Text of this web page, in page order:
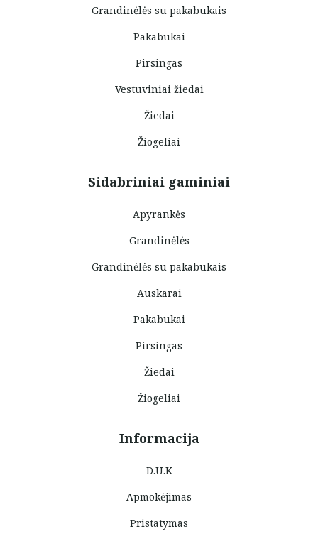
Grandinėlės su pakabukais
Pakabukai
Pirsingas
Vestuviniai žiedai
Žiedai
Žiogeliai
Sidabriniai gaminiai
Apyrankės
Grandinėlės
Grandinėlės su pakabukais
Auskarai
Pakabukai
Pirsingas
Žiedai
Žiogeliai
Informacija
D.U.K
Apmokėjimas
Pristatymas